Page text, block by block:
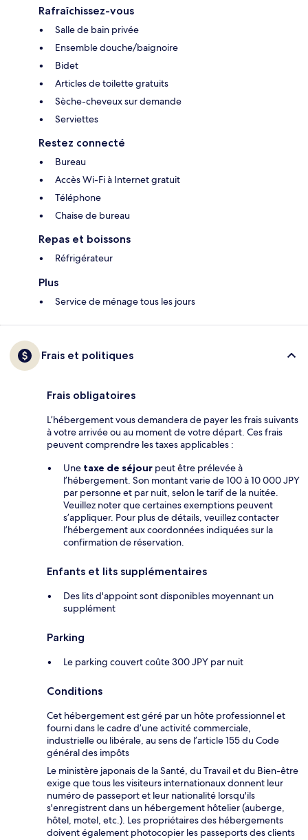
Rafraîchissez-vous
Salle de bain privée
Ensemble douche/baignoire
Bidet
Articles de toilette gratuits
Sèche-cheveux sur demande
Serviettes
Restez connecté
Bureau
Accès Wi-Fi à Internet gratuit
Téléphone
Chaise de bureau
Repas et boissons
Réfrigérateur
Plus
Service de ménage tous les jours
Frais et politiques
Frais obligatoires
L’hébergement vous demandera de payer les frais suivants
à votre arrivée ou au moment de votre départ. Ces frais
peuvent comprendre les taxes applicables :
Une taxe de séjour peut être prélevée à
l’hébergement. Son montant varie de 100 à 10 000 JPY
par personne et par nuit, selon le tarif de la nuitée.
Veuillez noter que certaines exemptions peuvent
s’appliquer. Pour plus de détails, veuillez contacter
l’hébergement aux coordonnées indiquées sur la
confirmation de réservation.
Enfants et lits supplémentaires
Des lits d'appoint sont disponibles moyennant un
supplément
Parking
Le parking couvert coûte 300 JPY par nuit
Conditions
Cet hébergement est géré par un hôte professionnel et
fourni dans le cadre d’une activité commerciale,
industrielle ou libérale, au sens de l’article 155 du Code
général des impôts
Le ministère japonais de la Santé, du Travail et du Bien-être
exige que tous les visiteurs internationaux donnent leur
numéro de passeport et leur nationalité lorsqu'ils
s'enregistrent dans un hébergement hôtelier (auberge,
hôtel, motel, etc.). Les propriétaires des hébergements
doivent également photocopier les passeports des clients